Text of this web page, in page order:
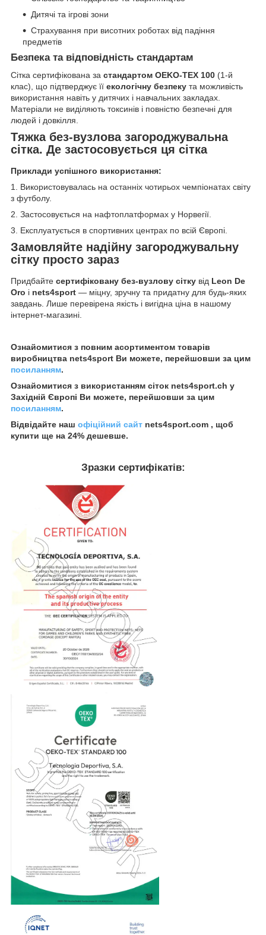
Дитячі та ігрові зони
Страхування при висотних роботах від падіння
предметів
Безпека та відповідність стандартам
Сітка сертифікована за стандартом OEKO-TEX 100 (1-й
клас), що підтверджує її екологічну безпеку та можливість
використання навіть у дитячих і навчальних закладах.
Матеріали не виділяють токсинів і повністю безпечні для
людей і довкілля.
Тяжка без-вузлова загороджувальна
сітка. Де застосовується ця сітка
Приклади успішного використання:
1. Використовувалась на останніх чотирьох чемпіонатах світу
з футболу.
2. Застосовується на нафтоплатформах у Норвегії.
3. Експлуатується в спортивних центрах по всій Європі.
Замовляйте надійну загороджувальну
сітку просто зараз
Придбайте сертифіковану без-вузлову сітку від Leon De
Oro і nets4sport — міцну, зручну та придатну для будь-яких
завдань. Лише перевірена якість і вигідна ціна в нашому
інтернет-магазині.
Ознайомитися з повним асортиментом товарів
виробництва nets4sport Ви можете, перейшовши за цим
посиланням.
Ознайомитися з використанням сіток nets4sport.ch у
Західній Європі Ви можете, перейшовши за цим
посиланням.
Відвідайте наш офіційний сайт nets4sport.com , щоб
купити ще на 24% дешевше.
Зразки сертифікатів: